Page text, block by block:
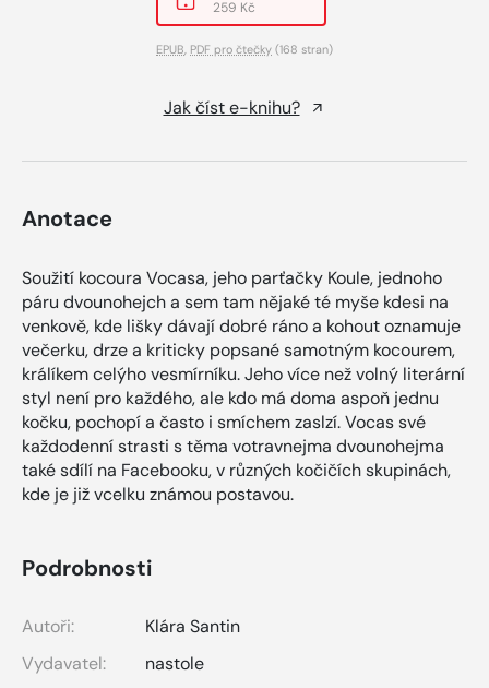
259 Kč
EPUB, PDF pro čtečky (168 stran)
Jak číst e-knihu?
Anotace
Soužití kocoura Vocasa, jeho parťačky Koule, jednoho
páru dvounohejch a sem tam nějaké té myše kdesi na
venkově, kde lišky dávají dobré ráno a kohout oznamuje
večerku, drze a kriticky popsané samotným kocourem,
králíkem celýho vesmírníku. Jeho více než volný literární
styl není pro každého, ale kdo má doma aspoň jednu
kočku, pochopí a často i smíchem zaslzí. Vocas své
každodenní strasti s těma votravnejma dvounohejma
také sdílí na Facebooku, v různých kočičích skupinách,
kde je již vcelku známou postavou.
Podrobnosti
Autoři:
Klára Santin
Vydavatel:
nastole